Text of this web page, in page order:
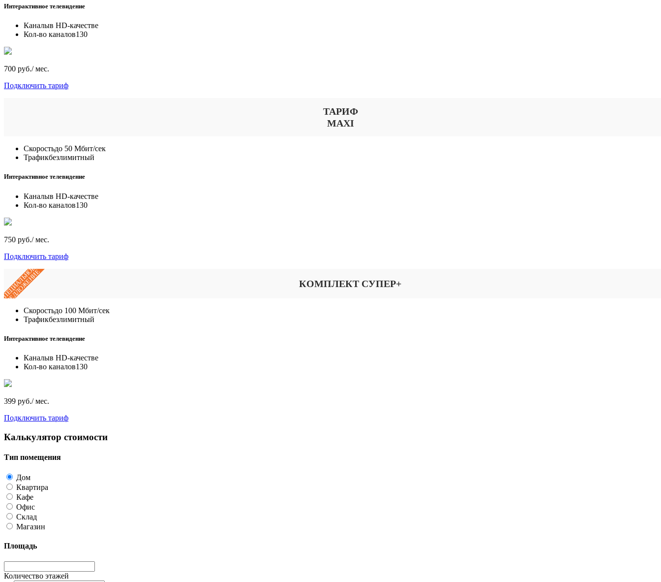
Интерактивное телевидение
Каналыв HD-качестве
Кол-во каналов130
700 руб./ мес.
Подключить тариф
ТАРИФ
MAXI
Скоростьдо 50 Мбит/сек
Трафикбезлимитный
Интерактивное телевидение
Каналыв HD-качестве
Кол-во каналов130
750 руб./ мес.
Подключить тариф
ПРЕДЛОЖЕНИЕ КОМПЛЕКТ СУПЕР+
Скоростьдо 100 Мбит/сек
Трафикбезлимитный
Интерактивное телевидение
Каналыв HD-качестве
Кол-во каналов130
399 руб./ мес.
Подключить тариф
Калькулятор стоимости
Тип помещения
Дом
Квартира
Кафе
Офис
Склад
Магазин
Площадь
Количество этажей